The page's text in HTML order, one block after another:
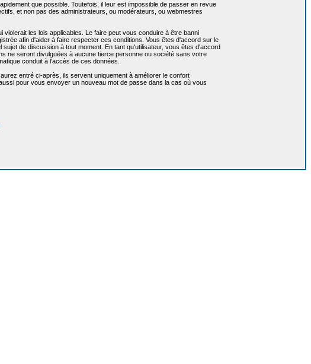
que possible. Toutefois, il leur est impossible de passer en revue
et non pas des administrateurs, ou modérateurs, ou webmestres
les lois applicables. Le faire peut vous conduire à être banni
afin d'aider à faire respecter ces conditions. Vous êtes d'accord sur le
de discussion à tout moment. En tant qu'utilisateur, vous êtes d'accord
ne seront divulguées à aucune tierce personne ou société sans votre
conduit à l'accès de ces données.
entré ci-après, ils servent uniquement à améliorer le confort
pour vous envoyer un nouveau mot de passe dans la cas où vous